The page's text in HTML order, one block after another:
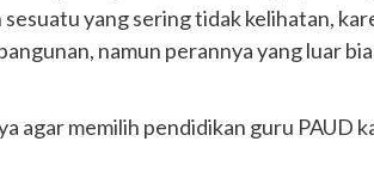
yang sering tidak kelihatan,
namun perannya yang luar
agar memilih pendidikan guru PAUD